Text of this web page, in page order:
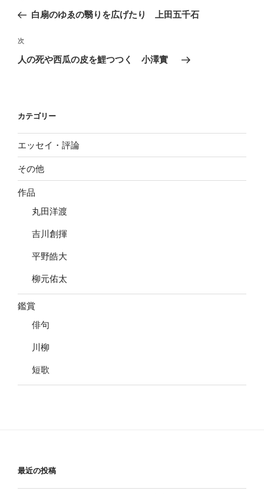
ナ
ビ
ゲ
ン
の
稿
白扇のゆゑの翳りを広げたり 上田五千石
次
の
次
人の死や西瓜の皮を鯉つつく 小澤實
カテゴリー
エッセイ・評論
その他
作品
丸田洋渡
吉川創揮
平野皓大
柳元佑太
鑑賞
俳句
川柳
短歌
最近の投稿